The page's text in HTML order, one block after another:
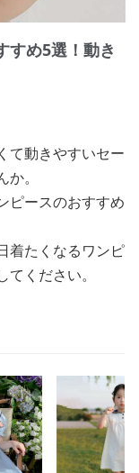
すめ5選！動き
て動きやすいセー
。
ピースのおすすめ
着たくなるワンピ
ください。